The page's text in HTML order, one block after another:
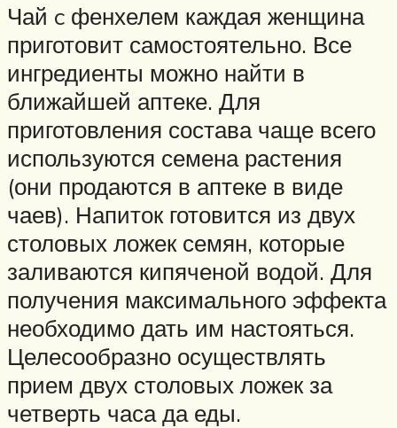
Чай c фенхелем каждая женщина
приготовит самостоятельно. Все
ингредиенты можно найти в
ближайшей аптеке. Для
приготовления состава чаще всего
используются семена растения
(они продаются в аптеке в виде
чаев). Напиток готовится из двух
столовых ложек семян, которые
заливаются кипяченой водой. Для
получения максимального эффекта
необходимо дать им настояться.
Целесообразно осуществлять
прием двух столовых ложек за
четверть часа да еды.